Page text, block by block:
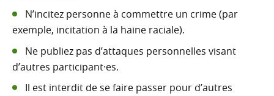
N’incitez personne à commettre un crime (par
exemple, incitation à la haine raciale).
Ne publiez pas d’attaques personnelles visant
d’autres participant·es.
Il est interdit de se faire passer pour d’autres